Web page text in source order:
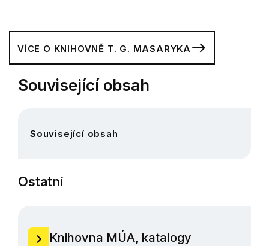
VÍCE O KNIHOVNĚ T. G. MASARYKA
Související obsah
Související obsah
Ostatní
Knihovna MÚA, katalogy